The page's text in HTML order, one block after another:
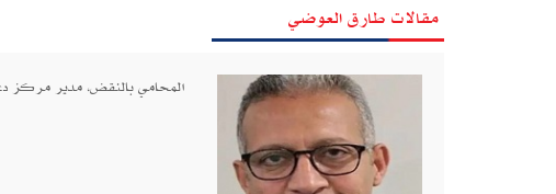
مقالات طارق العوضي
المحامي بالنقض، مدير مركز